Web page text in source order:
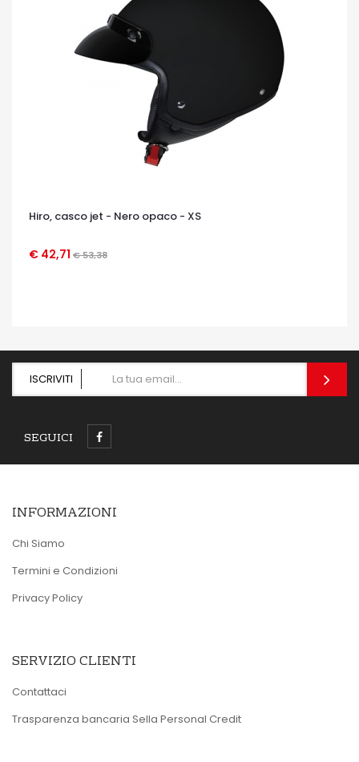
Hiro, casco jet - Nero opaco - XS
€ 42,71 € 53,38
OCCHIATA VELOCE
ISCRIVITI
SEGUICI
INFORMAZIONI
Chi Siamo
Termini e Condizioni
Privacy Policy
SERVIZIO CLIENTI
Contattaci
Trasparenza bancaria Sella Personal Credit